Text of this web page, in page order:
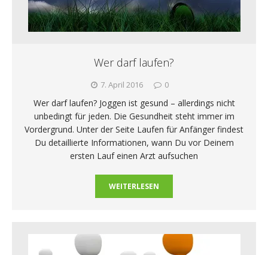
Wer darf laufen?
7. April 2016 0
Wer darf laufen? Joggen ist gesund – allerdings nicht
unbedingt für jeden. Die Gesundheit steht immer im
Vordergrund. Unter der Seite Laufen für Anfänger findest
Du detaillierte Informationen, wann Du vor Deinem
ersten Lauf einen Arzt aufsuchen
WEITERLESEN